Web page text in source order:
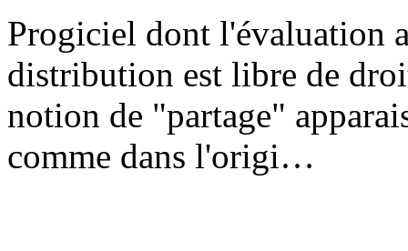
Progiciel dont l'évaluation
distribution est libre de
notion de "partage"
comme dans l'origi…